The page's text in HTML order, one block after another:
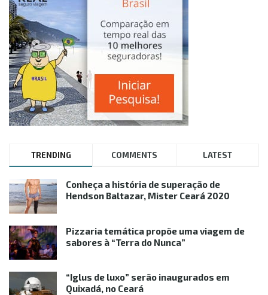
TRENDING COMMENTS LATEST
Conheça a história de superação de
Hendson Baltazar, Mister Ceará 2020
Pizzaria temática propõe uma viagem de
sabores à “Terra do Nunca”
“Iglus de luxo” serão inaugurados em
Quixadá, no Ceará